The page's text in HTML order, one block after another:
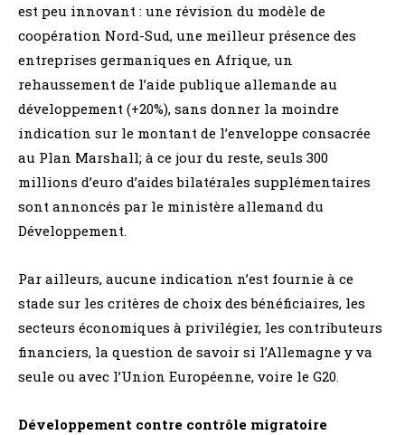
est peu innovant : une révision du modèle de
coopération Nord-Sud, une meilleur présence des
entreprises germaniques en Afrique, un
rehaussement de l’aide publique allemande au
développement (+20%), sans donner la moindre
indication sur le montant de l’enveloppe consacrée
au Plan Marshall; à ce jour du reste, seuls 300
millions d’euro d’aides bilatérales supplémentaires
sont annoncés par le ministère allemand du
Développement.
Par ailleurs, aucune indication n’est fournie à ce
stade sur les critères de choix des bénéficiaires, les
secteurs économiques à privilégier, les contributeurs
financiers, la question de savoir si l’Allemagne y va
seule ou avec l’Union Européenne, voire le G20.
Développement contre contrôle migratoire